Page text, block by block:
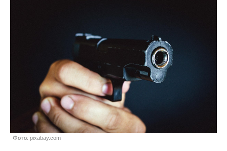
Фото: pixabay.com